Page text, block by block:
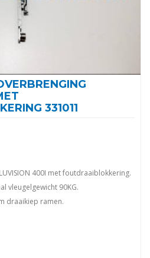
331011
400I met foutdraaiblokkering.
vleugelgewicht 90KG.
draaikiep ramen.